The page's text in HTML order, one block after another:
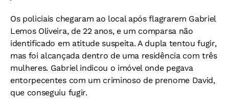
Os policiais chegaram ao local após flagrarem Gabriel
Lemos Oliveira, de 22 anos, e um comparsa não
identificado em atitude suspeita. A dupla tentou fugir,
mas foi alcançada dentro de uma residência com três
mulheres. Gabriel indicou o imóvel onde pegava
entorpecentes com um criminoso de prenome David,
que conseguiu fugir.